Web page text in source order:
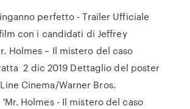
perfetto - Trailer Ufficiale
con i candidati di Jeffrey
Holmes – Il mistero del caso
2 dic 2019 Dettaglio del poster
Cinema/Warner Bros.
Holmes - Il mistero del caso